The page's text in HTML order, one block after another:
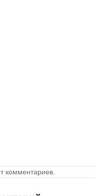
комментариев.